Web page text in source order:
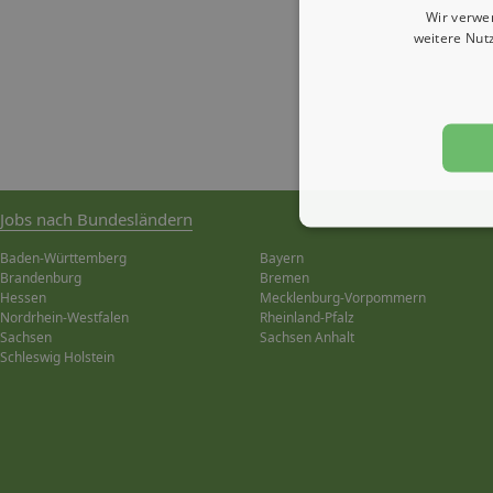
Jobs nach Bundesländern
Baden-Württemberg Bayern
Brandenburg
Bremen
Hessen
Mecklenburg-Vorpommern
Nordrhein-Westfalen
Rheinland-Pfalz
Sachsen
Sachsen Anhalt
Schleswig Holstein
Wir
weitere